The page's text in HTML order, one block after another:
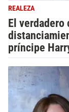
REALEZA
El verdadero
príncipe